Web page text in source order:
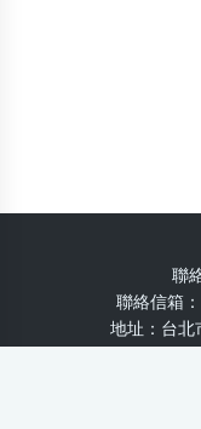
聯
聯絡信箱：
地址：台北